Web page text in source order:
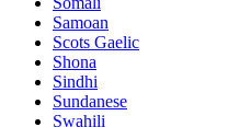
Samoan
Scots Gaelic
Shona
Sindhi
Sundanese
Swahili